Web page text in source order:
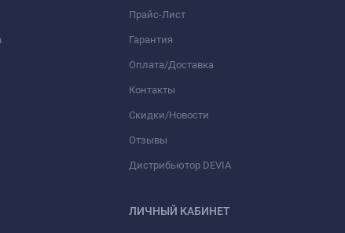
Прайс-Лист
Гарантия
Оплата/Доставка
Контакты
Скидки/Новости
Отзывы
Дистрибьютор DEVIA
ЛИЧНЫЙ КАБИНЕТ